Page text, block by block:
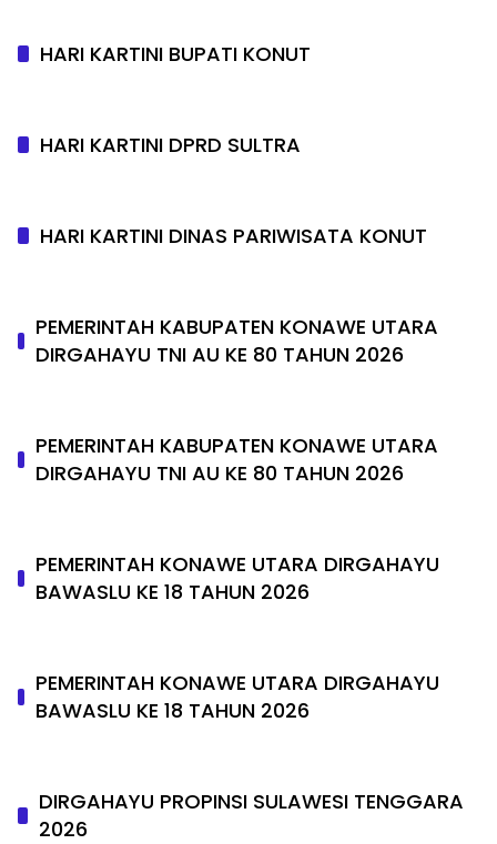
HARI KARTINI BUPATI KONUT
HARI KARTINI DPRD SULTRA
HARI KARTINI DINAS PARIWISATA KONUT
PEMERINTAH KABUPATEN KONAWE UTARA
DIRGAHAYU TNI AU KE 80 TAHUN 2026
PEMERINTAH KABUPATEN KONAWE UTARA
DIRGAHAYU TNI AU KE 80 TAHUN 2026
PEMERINTAH KONAWE UTARA DIRGAHAYU
BAWASLU KE 18 TAHUN 2026
PEMERINTAH KONAWE UTARA DIRGAHAYU
BAWASLU KE 18 TAHUN 2026
DIRGAHAYU PROPINSI SULAWESI TENGGARA
2026